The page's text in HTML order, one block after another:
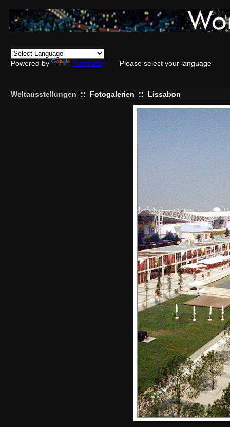
Powered by Translate Please select your language
Weltausstellungen :: Fotogalerien :: Lissabon